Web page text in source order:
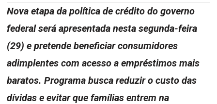
Nova etapa da política de crédito do governo
federal será apresentada nesta segunda-feira
(29) e pretende beneficiar consumidores
adimplentes com acesso a empréstimos mais
baratos. Programa busca reduzir o custo das
dívidas e evitar que famílias entrem na